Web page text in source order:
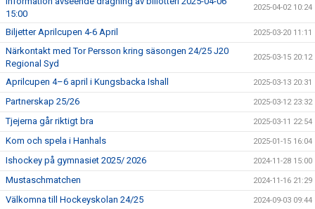
15:00
2025-04-02 10:24
Biljetter Aprilcupen 4-6 April 2025-03-20 11:11
Närkontakt med Tor Persson kring säsongen 24/25 J20
Regional Syd
2025-03-15 20:12
Aprilcupen 4–6 april i Kungsbacka Ishall 2025-03-13 20:31
Partnerskap 25/26 2025-03-12 23:32
Tjejerna går riktigt bra 2025-03-11 22:54
Kom och spela i Hanhals 2025-01-15 16:04
Ishockey på gymnasiet 2025/ 2026 2024-11-28 15:00
Mustaschmatchen 2024-11-16 21:29
Välkomna till Hockeyskolan 24/25 2024-09-03 09:44